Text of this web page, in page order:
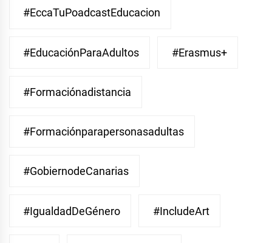
#EccaTuPoadcastEducacion
#EducaciónParaAdultos #Erasmus+
#Formaciónadistancia
#Formaciónparapersonasadultas
#GobiernodeCanarias
#IgualdadDeGénero #IncludeArt